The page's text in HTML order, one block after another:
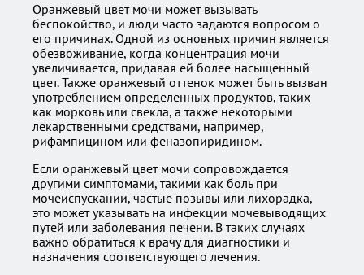
Оранжевый цвет мочи может вызывать
беспокойство, и люди часто задаются вопросом о
его причинах. Одной из основных причин является
обезвоживание, когда концентрация мочи
увеличивается, придавая ей более насыщенный
цвет. Также оранжевый оттенок может быть вызван
употреблением определенных продуктов, таких
как морковь или свекла, а также некоторыми
лекарственными средствами, например,
рифампицином или феназопиридином.
Если оранжевый цвет мочи сопровождается
другими симптомами, такими как боль при
мочеиспускании, частые позывы или лихорадка,
это может указывать на инфекции мочевыводящих
путей или заболевания печени. В таких случаях
важно обратиться к врачу для диагностики и
назначения соответствующего лечения.